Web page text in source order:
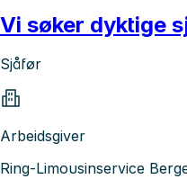
Vi søker dyktige
Sjåfør
Arbeidsgiver
Ring-Limousinservice